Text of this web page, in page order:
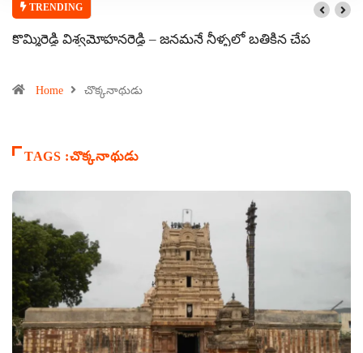
TRENDING
కొమ్మిరెడ్డి విశ్వమోహనరెడ్డి – జనమనే నీళ్ళలో బతికిన చేప
Home చొక్కనాథుడు
TAGS :చొక్కనాథుడు